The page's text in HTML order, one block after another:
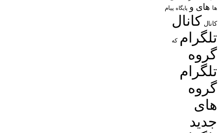
ها های و پایگاه پیام
کانال کانال
تلگرام که
گروه
تلگرام
گروه
های
جدید